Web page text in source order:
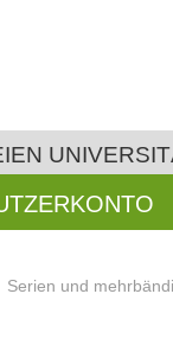
Serien und